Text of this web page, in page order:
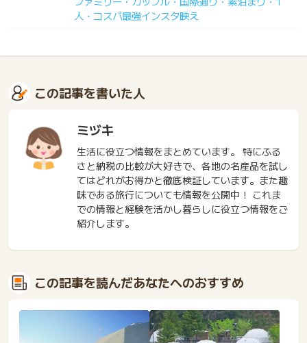
人・コスパ最強インスタ映え
この記事を書いた人
ミヅキ
生活に役立つ情報をまとめています。 特にふる
さと納税の比較が大好きで、各地の名産品を試し
てはどれがお得かと徹底検証しています。また趣
味である旅行についても情報を公開中！ これま
での情報と経験を活かし暮らしに役立つ情報をご
紹介します。
この記事を読んだあなたへのおすすめ